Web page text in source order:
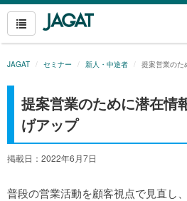
JAGAT セミナー 新人・中途者 提案営業のた
提案営業のために潜在情
げアップ
掲載日：2022年6月7日
普段の営業活動を顧客視点で見直し